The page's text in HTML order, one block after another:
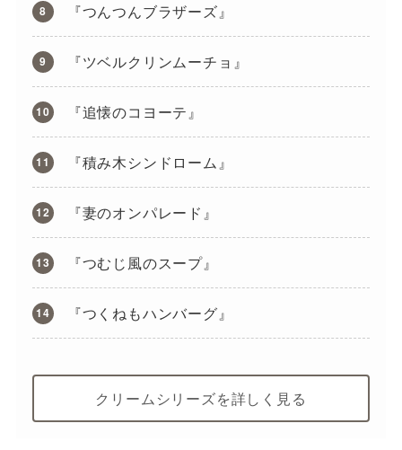
『つんつんブラザーズ』
『ツベルクリンムーチョ』
『追懐のコヨーテ』
『積み木シンドローム』
『妻のオンパレード』
『つむじ風のスープ』
『つくねもハンバーグ』
クリームシリーズを詳しく見る